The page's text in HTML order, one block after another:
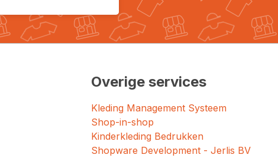
Overige services
Kleding Management Systeem
Shop-in-shop
Kinderkleding Bedrukken
Shopware Development - Jerlis BV